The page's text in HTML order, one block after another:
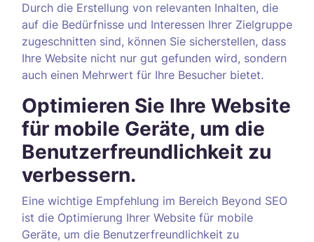
Durch die Erstellung von relevanten Inhalten, die
auf die Bedürfnisse und Interessen Ihrer Zielgruppe
zugeschnitten sind, können Sie sicherstellen, dass
Ihre Website nicht nur gut gefunden wird, sondern
auch einen Mehrwert für Ihre Besucher bietet.
Optimieren Sie Ihre Website
für mobile Geräte, um die
Benutzerfreundlichkeit zu
verbessern.
Eine wichtige Empfehlung im Bereich Beyond SEO
ist die Optimierung Ihrer Website für mobile
Geräte, um die Benutzerfreundlichkeit zu